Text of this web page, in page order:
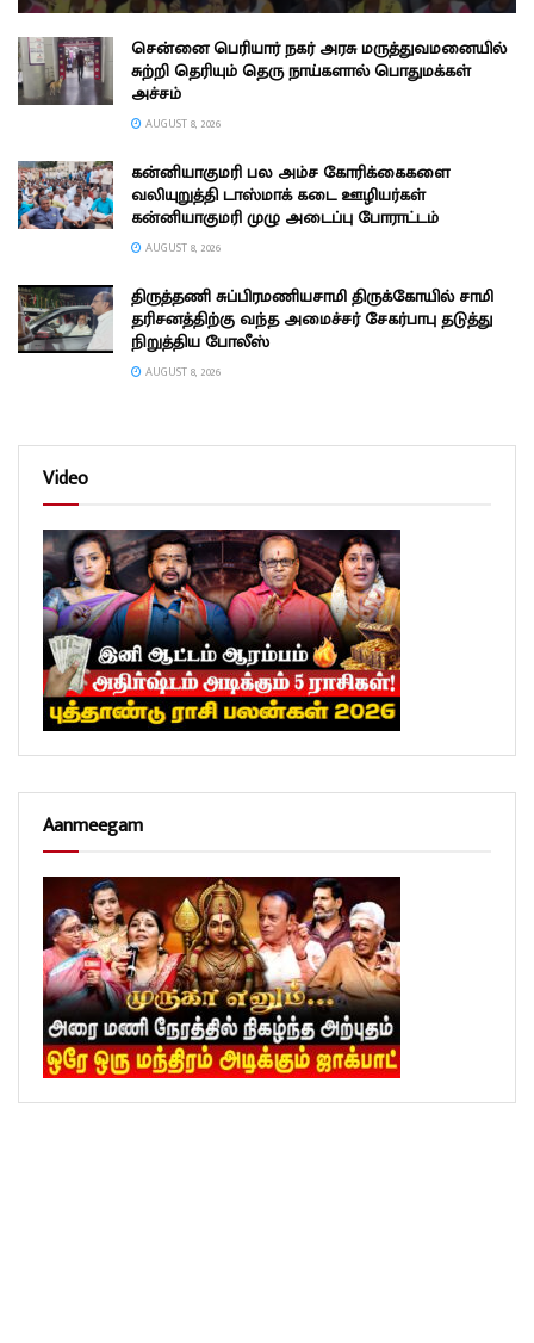
சென்னை பெரியார் நகர் அரசு மருத்துவமனையில்
சுற்றி தெரியும் தெரு நாய்களால் பொதுமக்கள்
அச்சம்
AUGUST 8, 2026
கன்னியாகுமரி பல அம்ச கோரிக்கைகளை
வலியுறுத்தி டாஸ்மாக் கடை ஊழியர்கள்
கன்னியாகுமரி முழு அடைப்பு போராட்டம்
AUGUST 8, 2026
திருத்தணி சுப்பிரமணியசாமி திருக்கோயில் சாமி
தரிசனத்திற்கு வந்த அமைச்சர் சேகர்பாபு தடுத்து
நிறுத்திய போலீஸ்
AUGUST 8, 2026
Video
Aanmeegam